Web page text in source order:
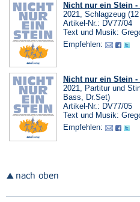
Nicht nur ein Stein -
2021, Schlagzeug
Artikel-Nr.: DV77/04
Text und Musik:
Empfehlen:
Nicht nur ein Stein -
2021, Partitur und
Bass, Dr.Set)
Artikel-Nr.: DV77/05
Text und Musik:
Empfehlen: